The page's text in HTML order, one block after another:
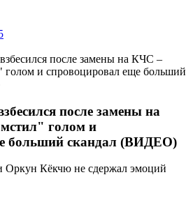
после замены на КЧС –
голом и спровоцировал еще больший
после замены на
голом и
больший скандал (ВИДЕО)
Кёкчю не сдержал эмоций